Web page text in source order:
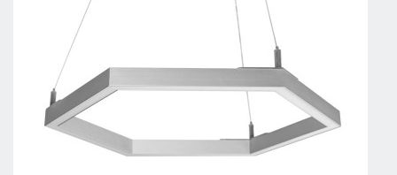
Zasilacze
Sterowniki